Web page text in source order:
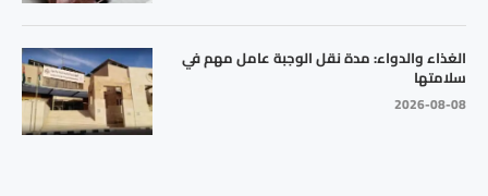
الغذاء والدواء: مدة نقل الوجبة عامل مهم في
سلامتها
2026-08-08